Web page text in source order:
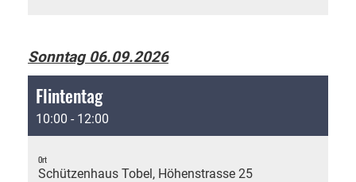
Sonntag 06.09.2026
Flintentag
10:00 - 12:00
Ort
Schützenhaus Tobel, Höhenstrasse 25